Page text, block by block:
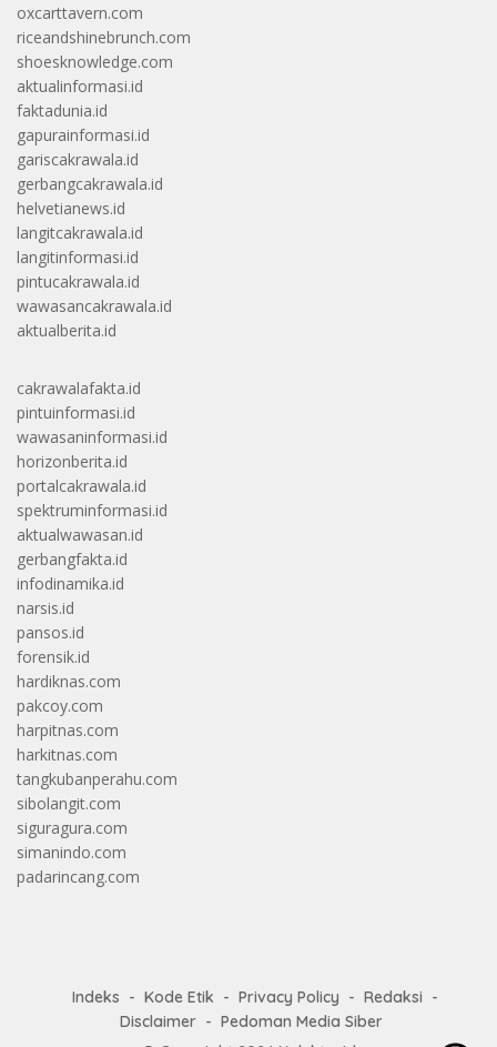
oxcarttavern.com
riceandshinebrunch.com
shoesknowledge.com
aktualinformasi.id
faktadunia.id
gapurainformasi.id
gariscakrawala.id
gerbangcakrawala.id
helvetianews.id
langitcakrawala.id
langitinformasi.id
pintucakrawala.id
wawasancakrawala.id
aktualberita.id
cakrawalafakta.id
pintuinformasi.id
wawasaninformasi.id
horizonberita.id
portalcakrawala.id
spektruminformasi.id
aktualwawasan.id
gerbangfakta.id
infodinamika.id
narsis.id
pansos.id
forensik.id
hardiknas.com
pakcoy.com
harpitnas.com
harkitnas.com
tangkubanperahu.com
sibolangit.com
siguragura.com
simanindo.com
padarincang.com
Indeks Kode Etik Privacy Policy
Redaksi
Disclaimer
Pedoman Media Siber